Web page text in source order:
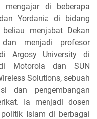
di beberapa
Yordania di bidang
menjabat Dekan
menjadi profesor
Argosy University di
Motorola dan SUN
Solutions, sebuah
dan pengembangan
Ia menjadi dosen
Islam di berbagai